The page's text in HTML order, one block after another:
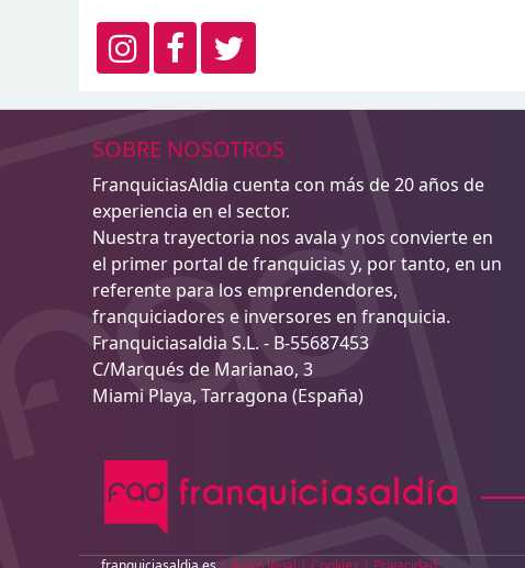
SOBRE NOSOTROS
FranquiciasAldia cuenta con más de 20 años de
experiencia en el sector.
Nuestra trayectoria nos avala y nos convierte en
el primer portal de franquicias y, por tanto, en un
referente para los emprendendores,
franquiciadores e inversores en franquicia.
Franquiciasaldia S.L. - B-55687453
C/Marqués de Marianao, 3
Miami Playa, Tarragona (España)